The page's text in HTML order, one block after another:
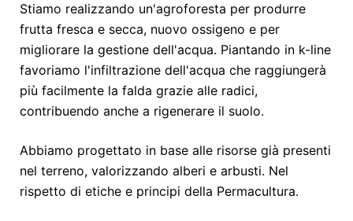
Stiamo realizzando un'agroforesta per produrre
frutta fresca e secca, nuovo ossigeno e per
migliorare la gestione dell'acqua. Piantando in k-line
favoriamo l'infiltrazione dell'acqua che raggiungerà
più facilmente la falda grazie alle radici,
contribuendo anche a rigenerare il suolo.
Abbiamo progettato in base alle risorse già presenti
nel terreno, valorizzando alberi e arbusti. Nel
rispetto di etiche e principi della Permacultura.